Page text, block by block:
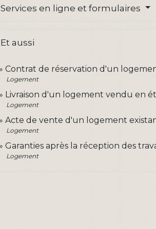
Services en ligne et formulaires
Et aussi
Contrat de réservation d'un
Logement
Livraison d'un logement vendu en
Logement
Acte de vente d'un logement
Logement
Garanties après la réception des
Logement